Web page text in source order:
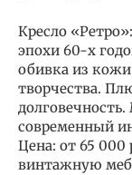
Кресло
эпохи 60-х
обивка из
творчества.
современный
Цена: от 65
винтажную